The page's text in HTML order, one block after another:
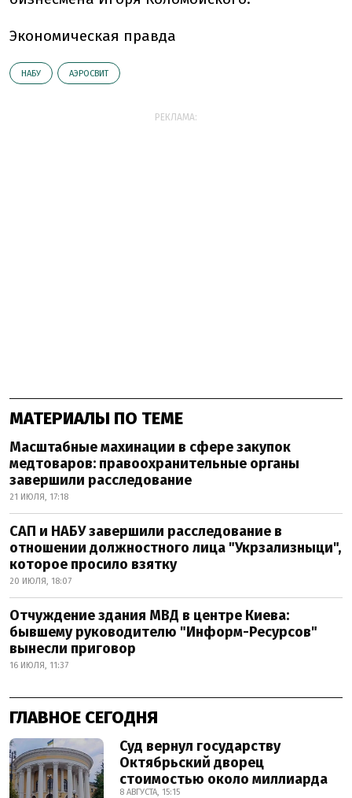
Экономическая правда
НАБУ АЭРОСВИТ
РЕКЛАМА:
МАТЕРИАЛЫ ПО ТЕМЕ
Масштабные махинации в сфере закупок
медтоваров: правоохранительные органы
завершили расследование
21 ИЮЛЯ, 17:18
САП и НАБУ завершили расследование в
отношении должностного лица "Укрзализныци",
которое просило взятку
20 ИЮЛЯ, 18:07
Отчуждение здания МВД в центре Киева:
бывшему руководителю "Информ-Ресурсов"
вынесли приговор
16 ИЮЛЯ, 11:37
ГЛАВНОЕ СЕГОДНЯ
Суд вернул государству
Октябрьский дворец
стоимостью около миллиарда
8 АВГУСТА, 15:15